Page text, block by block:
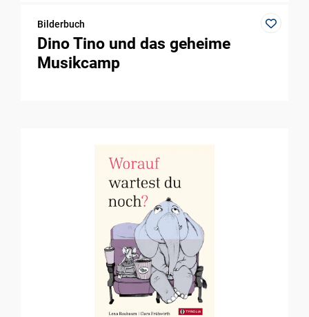
Bilderbuch
Dino Tino und das geheime
Musikcamp